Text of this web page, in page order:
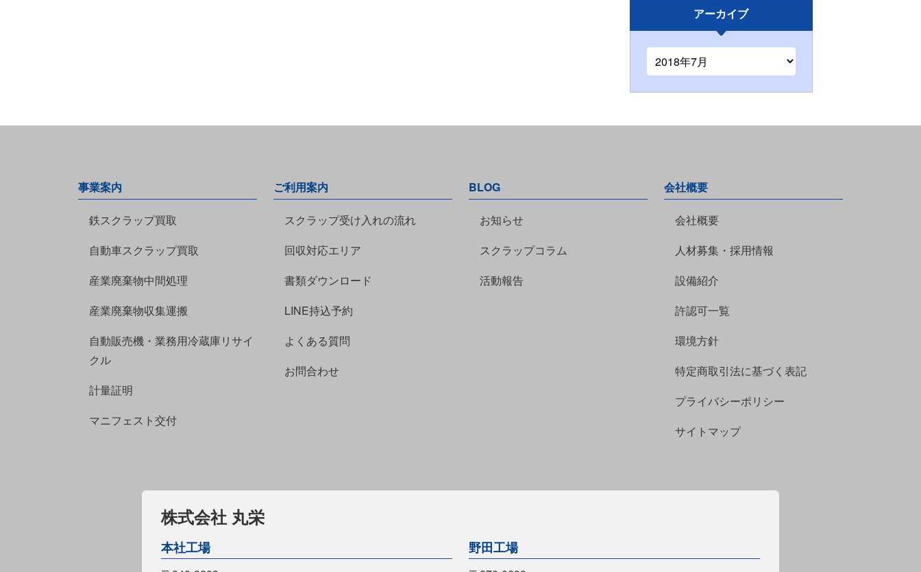
アーカイブ
事業案内
鉄スクラップ買取
自動車スクラップ買取
産業廃棄物中間処理
産業廃棄物収集運搬
自動販売機・業務用冷蔵庫リサイ
クル
計量証明
マニフェスト交付
ご利用案内
スクラップ受け入れの流れ
回収対応エリア
書類ダウンロード
LINE持込予約
よくある質問
お問合わせ
BLOG
お知らせ
スクラップコラム
活動報告
会社概要
会社概要
人材募集・採用情報
設備紹介
許認可一覧
環境方針
特定商取引法に基づく表記
プライバシーポリシー
サイトマップ
株式会社 丸栄
本社工場 野田工場